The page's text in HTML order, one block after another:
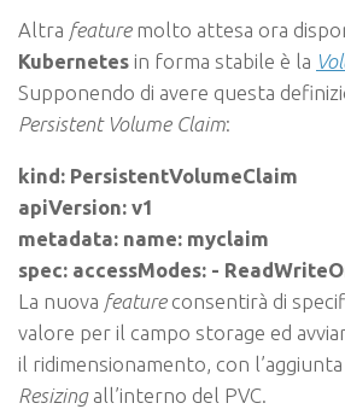
Altra featuremolto attesa ora
Kubernetes in forma stabile è la
Supponendo di avere questa
Persistent Volume Claim:
kind: PersistentVolumeClaim
apiVersion: v1
metadata: name: myclaim
spec: accessModes: -
La nuova featureconsentirà di
valore per il campo storage ed
il ridimensionamento, con
Resizingall’interno del PVC.